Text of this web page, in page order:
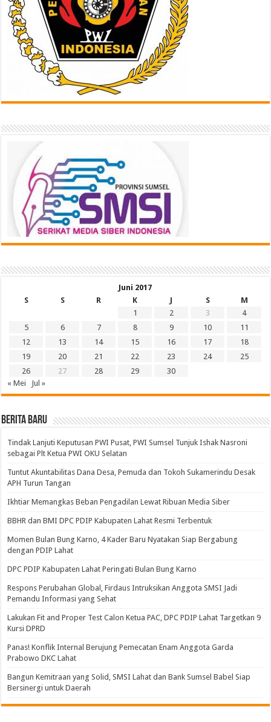
Juni 2017
S
S R K J S
M
1
2 3
4
5
6 7 8 9 10
11
12
13 14 15 16 17
18
19
20 21 22 23 24
25
26
27 28 29
30
« Mei
Jul »
BERITA BARU
Tindak Lanjuti Keputusan PWI Pusat, PWI Sumsel Tunjuk Ishak Nasroni
sebagai Plt Ketua PWI OKU Selatan
Tuntut Akuntabilitas Dana Desa, Pemuda dan Tokoh Sukamerindu Desak
APH Turun Tangan
Ikhtiar Memangkas Beban Pengadilan Lewat Ribuan Media Siber
BBHR dan BMI DPC PDIP Kabupaten Lahat Resmi Terbentuk
Momen Bulan Bung Karno, 4 Kader Baru Nyatakan Siap Bergabung
dengan PDIP Lahat
DPC PDIP Kabupaten Lahat Peringati Bulan Bung Karno
Respons Perubahan Global, Firdaus Intruksikan Anggota SMSI Jadi
Pemandu Informasi yang Sehat
Lakukan Fit and Proper Test Calon Ketua PAC, DPC PDIP Lahat Targetkan 9
Kursi DPRD
Panas! Konflik Internal Berujung Pemecatan Enam Anggota Garda
Prabowo DKC Lahat
Bangun Kemitraan yang Solid, SMSI Lahat dan Bank Sumsel Babel Siap
Bersinergi untuk Daerah